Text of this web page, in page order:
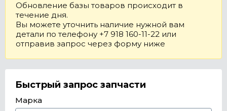
Обновление базы товаров происходит в
течение дня.
Вы можете уточнить наличие нужной вам
детали по телефону +7 918 160-11-22 или
отправив запрос через форму ниже
Быстрый запрос запчасти
Марка